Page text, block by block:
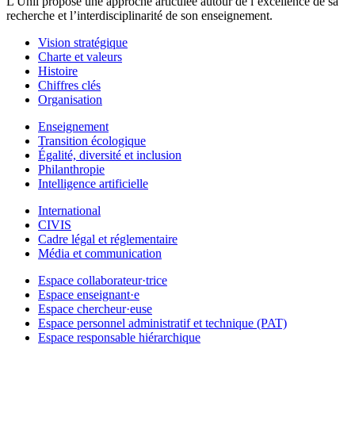
recherche et l’interdisciplinarité de son enseignement.
Vision stratégique
Charte et valeurs
Histoire
Chiffres clés
Organisation
Enseignement
Transition écologique
Égalité, diversité et inclusion
Philanthropie
Intelligence artificielle
International
CIVIS
Cadre légal et réglementaire
Média et communication
Espace collaborateur·trice
Espace enseignant·e
Espace chercheur·euse
Espace personnel administratif et technique (PAT)
Espace responsable hiérarchique